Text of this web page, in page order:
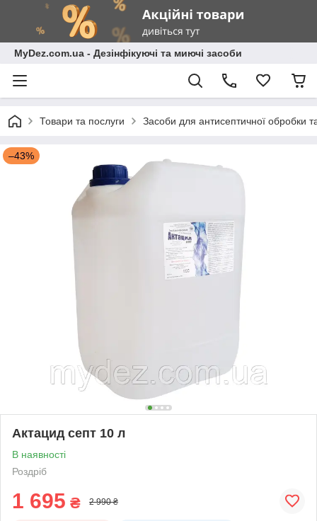
MyDez.com.ua - Дезінфікуючі та миючі засоби
Товари та послуги Засоби для антисептичної обробки
–43%
Актацид септ 10 л
В наявності
Роздріб
1 695 ₴ 2 990 ₴